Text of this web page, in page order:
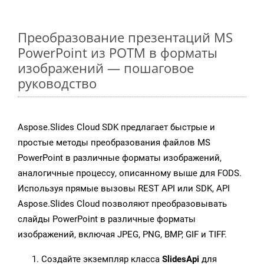
Преобразование презентаций MS
PowerPoint из POTM в форматы
изображений — пошаговое
руководство
Aspose.Slides Cloud SDK предлагает быстрые и
простые методы преобразования файлов MS
PowerPoint в различные форматы изображений,
аналогичные процессу, описанному выше для FODS.
Используя прямые вызовы REST API или SDK, API
Aspose.Slides Cloud позволяют преобразовывать
слайды PowerPoint в различные форматы
изображений, включая JPEG, PNG, BMP, GIF и TIFF.
Создайте экземпляр класса SlidesApi для